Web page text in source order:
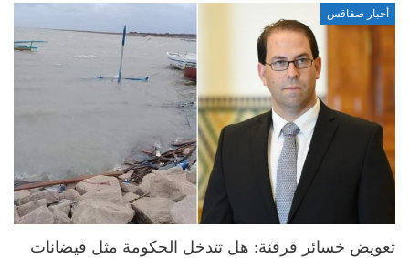
أخبار صفاقس
تعويض خسائر قرقنة: هل تتدخل الحكومة مثل فيضانات